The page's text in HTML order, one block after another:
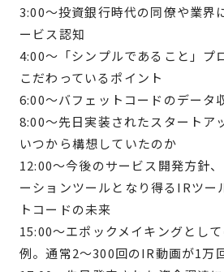
3:00〜投資銀行時代の同僚や業界
ービス認知
4:00〜「シンプルであること」プ
こだわっているポイント
6:00〜バフェットコードのデータ
8:00〜先日実装されたスタートア
いつから構想していたのか
12:00〜今後のサービス開発方針
ーションツールとなり得るIRツー
トコードの未来
15:00〜エポックメイキングとし
例。通常2〜300回のIR動画が1万